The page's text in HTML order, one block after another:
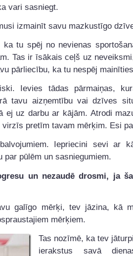
vari sasniegt.
izmainīt savu mazkustīgo
ka tu spēj no nevienas
Tas ir īsākais ceļš uz
pārliecību, ka tu nespēj
Ievies tādas pārmaiņas,
tavu aizņemtību vai dzīves
ej uz darbu ar kājām. Atrodi
pretīm tavam mērķim. Esi
Iepriecini sevi ar
par pūlēm un sasniegumiem.
un nezaudē drosmi, ja
galīgo mērķi, tev jāzina, kā
mērķiem.
Tas nozīmē, ka tev
ierakstus savā